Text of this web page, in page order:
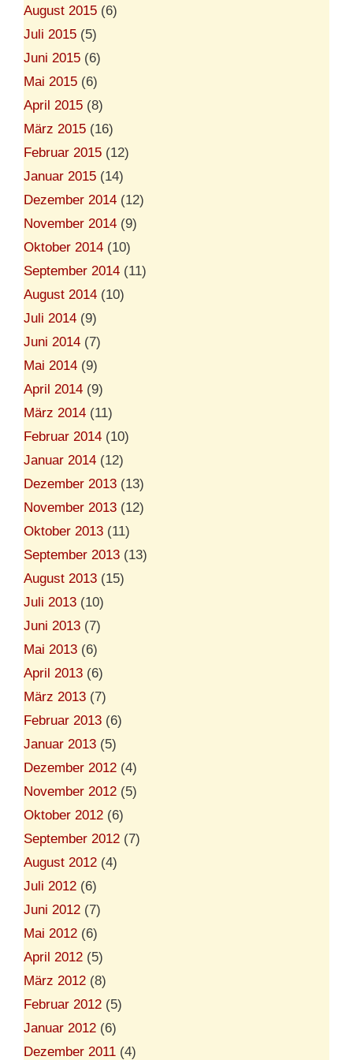
August 2015 (6)
Juli 2015 (5)
Juni 2015 (6)
Mai 2015 (6)
April 2015 (8)
März 2015 (16)
Februar 2015 (12)
Januar 2015 (14)
Dezember 2014 (12)
November 2014 (9)
Oktober 2014 (10)
September 2014 (11)
August 2014 (10)
Juli 2014 (9)
Juni 2014 (7)
Mai 2014 (9)
April 2014 (9)
März 2014 (11)
Februar 2014 (10)
Januar 2014 (12)
Dezember 2013 (13)
November 2013 (12)
Oktober 2013 (11)
September 2013 (13)
August 2013 (15)
Juli 2013 (10)
Juni 2013 (7)
Mai 2013 (6)
April 2013 (6)
März 2013 (7)
Februar 2013 (6)
Januar 2013 (5)
Dezember 2012 (4)
November 2012 (5)
Oktober 2012 (6)
September 2012 (7)
August 2012 (4)
Juli 2012 (6)
Juni 2012 (7)
Mai 2012 (6)
April 2012 (5)
März 2012 (8)
Februar 2012 (5)
Januar 2012 (6)
Dezember 2011 (4)